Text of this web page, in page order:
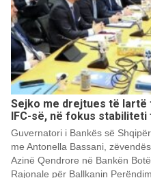
Sejko me drejtues të lartë
IFC-së, në fokus
Guvernatori i Bankës së
me Antonella Bassani,
Azinë Qendrore në Bankën
Rajonale për Ballkanin